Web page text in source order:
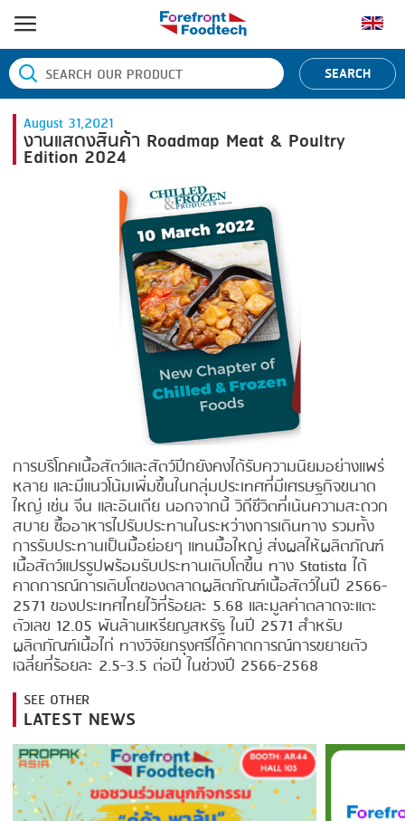
หน้าแรก
ประเภทสินค้า
BANDING
BLANCHING
GRILLING
HEAT SEALING
INJECTING
LOADER
MEMBRANING
PACKING
PEELING
SEARING
SKINNING
SLICING
ยี่ห้อสินค้า
BANDALL
G.MONDINI
KRONEN
NOCK
ORVED
ข่าว
SEARCH
August 31,2021
งานแสดงสินค้า Roadmap Meat & Poultry
Edition 2024
การบริโภคเนื้อสัตว์และสัตว์ปีกยังคงได้รับความนิยมอย่างแพร่
หลาย และมีแนวโน้มเพิ่มขึ้นในกลุ่มประเทศที่มีเศรษฐกิจขนาด
ใหญ่ เช่น จีน และอินเดีย นอกจากนี้ วิถีชีวิตที่เน้นความสะดวก
สบาย ซื้ออาหารไปรับประทานในระหว่างการเดินทาง รวมทั้ง
การรับประทานเป็นมื้อย่อยๆ แทนมื้อใหญ่ ส่งผลให้ผลิตภัณฑ์
เนื้อสัตว์แปรรูปพร้อมรับประทานเติบโตขึ้น ทาง Statista ได้
คาดการณ์การเติบโตของตลาดผลิตภัณฑ์เนื้อสัตว์ในปี 2566-
2571 ของประเทศไทยไว้ที่ร้อยละ 5.68 และมูลค่าตลาดจะแตะ
ตัวเลข 12.05 พันล้านเหรียญสหรัฐ ในปี 2571 สำหรับ
ผลิตภัณฑ์เนื้อไก่ ทางวิจัยกรุงศรีได้คาดการณ์การขยายตัว
เฉลี่ยที่ร้อยละ 2.5-3.5 ต่อปี ในช่วงปี 2566-2568
SEE OTHER
LATEST NEWS